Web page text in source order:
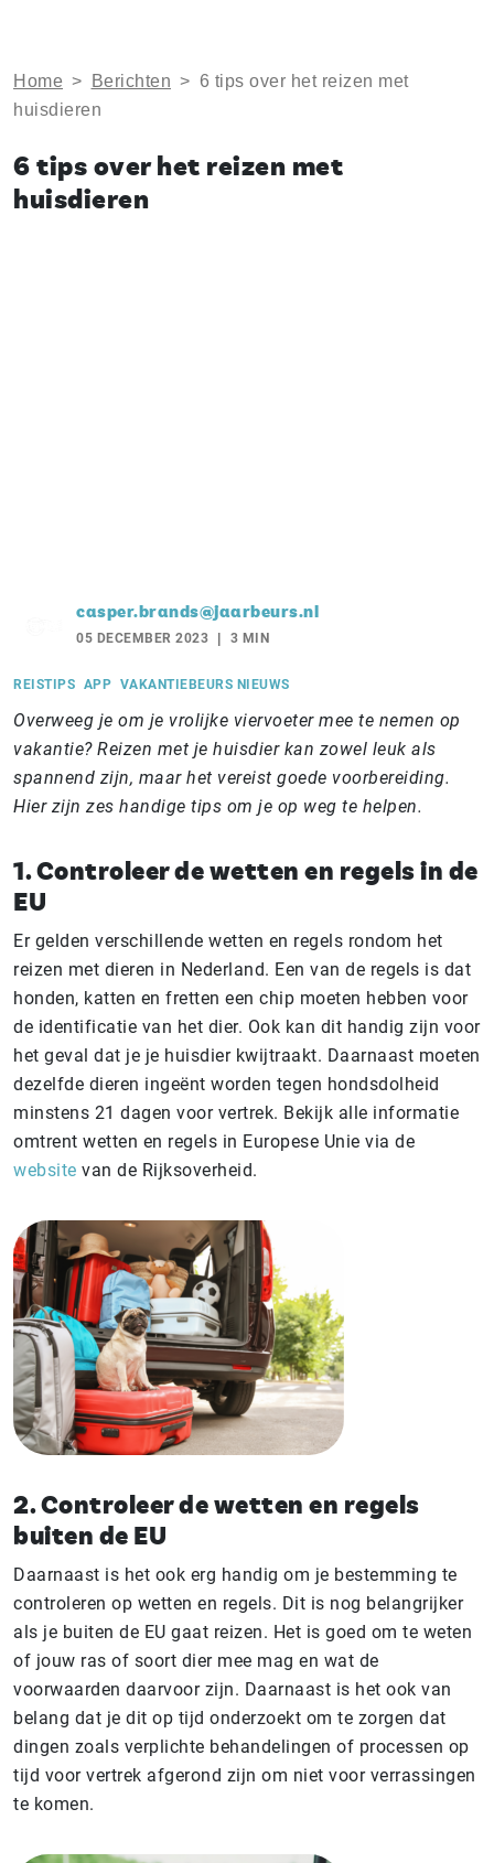
Home > Berichten > 6 tips over het reizen met
huisdieren
6 tips over het reizen met
huisdieren
casper.brands@jaarbeurs.nl
05 DECEMBER 2023 3 MIN
REISTIPS APP VAKANTIEBEURS NIEUWS
Overweeg je om je vrolijke viervoeter mee te nemen op
vakantie? Reizen met je huisdier kan zowel leuk als
spannend zijn, maar het vereist goede voorbereiding.
Hier zijn zes handige tips om je op weg te helpen.
1. Controleer de wetten en regels in de
EU
Er gelden verschillende wetten en regels rondom het
reizen met dieren in Nederland. Een van de regels is dat
honden, katten en fretten een chip moeten hebben voor
de identificatie van het dier. Ook kan dit handig zijn voor
het geval dat je je huisdier kwijtraakt. Daarnaast moeten
dezelfde dieren ingeënt worden tegen hondsdolheid
minstens 21 dagen voor vertrek. Bekijk alle informatie
omtrent wetten en regels in Europese Unie via de
website van de Rijksoverheid.
2. Controleer de wetten en regels
buiten de EU
Daarnaast is het ook erg handig om je bestemming te
controleren op wetten en regels. Dit is nog belangrijker
als je buiten de EU gaat reizen. Het is goed om te weten
of jouw ras of soort dier mee mag en wat de
voorwaarden daarvoor zijn. Daarnaast is het ook van
belang dat je dit op tijd onderzoekt om te zorgen dat
dingen zoals verplichte behandelingen of processen op
tijd voor vertrek afgerond zijn om niet voor verrassingen
te komen.